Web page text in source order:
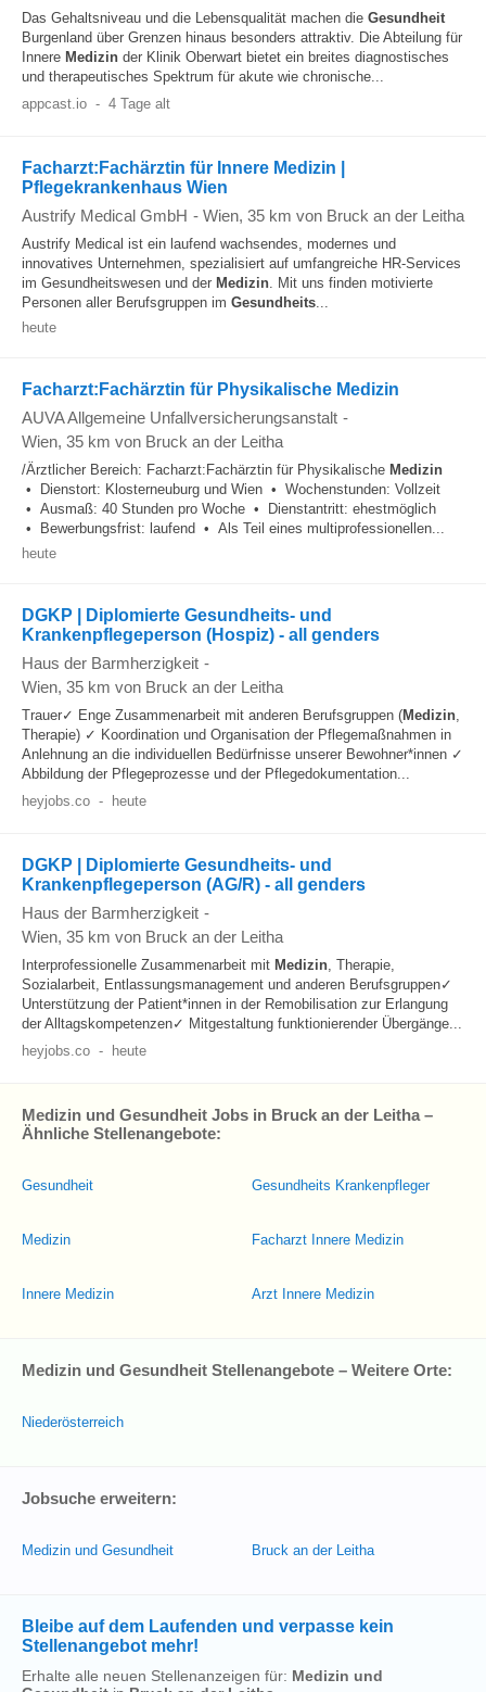
Das Gehaltsniveau und die Lebensqualität machen die Gesundheit
Burgenland über Grenzen hinaus besonders attraktiv. Die Abteilung für
Innere Medizin der Klinik Oberwart bietet ein breites diagnostisches
und therapeutisches Spektrum für akute wie chronische...
appcast.io - 4 Tage alt
Facharzt:Fachärztin für Innere Medizin |
Pflegekrankenhaus Wien
Austrify Medical GmbH - Wien, 35 km von Bruck an der Leitha
Austrify Medical ist ein laufend wachsendes, modernes und
innovatives Unternehmen, spezialisiert auf umfangreiche HR-Services
im Gesundheitswesen und der Medizin. Mit uns finden motivierte
Personen aller Berufsgruppen im Gesundheits...
heute
Facharzt:Fachärztin für Physikalische Medizin
AUVA Allgemeine Unfallversicherungsanstalt -
Wien, 35 km von Bruck an der Leitha
/Ärztlicher Bereich: Facharzt:Fachärztin für Physikalische Medizin
• Dienstort: Klosterneuburg und Wien • Wochenstunden: Vollzeit
• Ausmaß: 40 Stunden pro Woche • Dienstantritt: ehestmöglich
• Bewerbungsfrist: laufend • Als Teil eines multiprofessionellen...
heute
DGKP | Diplomierte Gesundheits- und
Krankenpflegeperson (Hospiz) - all genders
Haus der Barmherzigkeit -
Wien, 35 km von Bruck an der Leitha
Trauer✓ Enge Zusammenarbeit mit anderen Berufsgruppen (Medizin,
Therapie) ✓ Koordination und Organisation der Pflegemaßnahmen in
Anlehnung an die individuellen Bedürfnisse unserer Bewohner*innen ✓
Abbildung der Pflegeprozesse und der Pflegedokumentation...
heyjobs.co - heute
DGKP | Diplomierte Gesundheits- und
Krankenpflegeperson (AG/R) - all genders
Haus der Barmherzigkeit -
Wien, 35 km von Bruck an der Leitha
Interprofessionelle Zusammenarbeit mit Medizin, Therapie,
Sozialarbeit, Entlassungsmanagement und anderen Berufsgruppen✓
Unterstützung der Patient*innen in der Remobilisation zur Erlangung
der Alltagskompetenzen✓ Mitgestaltung funktionierender Übergänge...
heyjobs.co - heute
Medizin und Gesundheit Jobs in Bruck an der Leitha –
Ähnliche Stellenangebote:
Gesundheit
Medizin
Innere Medizin
Gesundheits Krankenpfleger
Facharzt Innere Medizin
Arzt Innere Medizin
Medizin und Gesundheit Stellenangebote – Weitere Orte:
Niederösterreich
Jobsuche erweitern:
Medizin und Gesundheit Bruck an der Leitha
Bleibe auf dem Laufenden und verpasse kein
Stellenangebot mehr!
Erhalte alle neuen Stellenanzeigen für: Medizin und